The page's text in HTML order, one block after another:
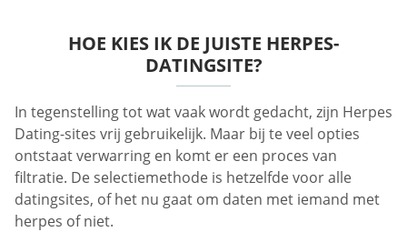
HOE KIES IK DE JUISTE HERPES-
DATINGSITE?
In tegenstelling tot wat vaak wordt gedacht, zijn Herpes
Dating-sites vrij gebruikelijk. Maar bij te veel opties
ontstaat verwarring en komt er een proces van
filtratie. De selectiemethode is hetzelfde voor alle
datingsites, of het nu gaat om daten met iemand met
herpes of niet.